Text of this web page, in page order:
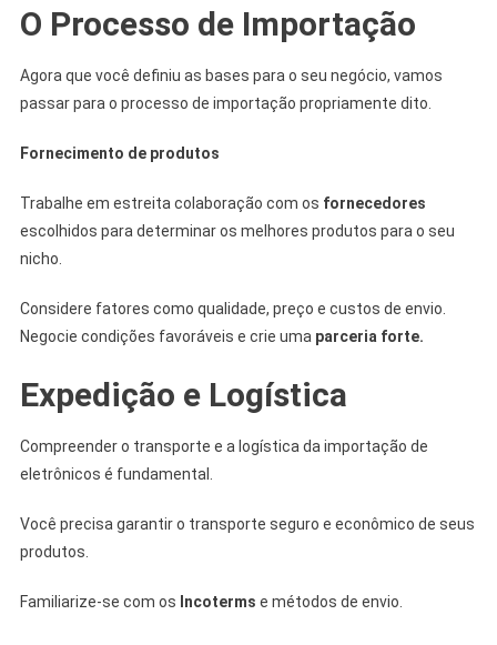
O Processo de Importação
Agora que você definiu as bases para o seu negócio, vamos
passar para o processo de importação propriamente dito.
Fornecimento de produtos
Trabalhe em estreita colaboração com os fornecedores
escolhidos para determinar os melhores produtos para o seu
nicho.
Considere fatores como qualidade, preço e custos de envio.
Negocie condições favoráveis ​​e crie uma parceria forte.
Expedição e Logística
Compreender o transporte e a logística da importação de
eletrônicos é fundamental.
Você precisa garantir o transporte seguro e econômico de seus
produtos.
Familiarize-se com os Incoterms e métodos de envio.